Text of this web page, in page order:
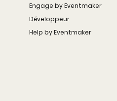
Engage by Eventmaker
Développeur
Help by Eventmaker